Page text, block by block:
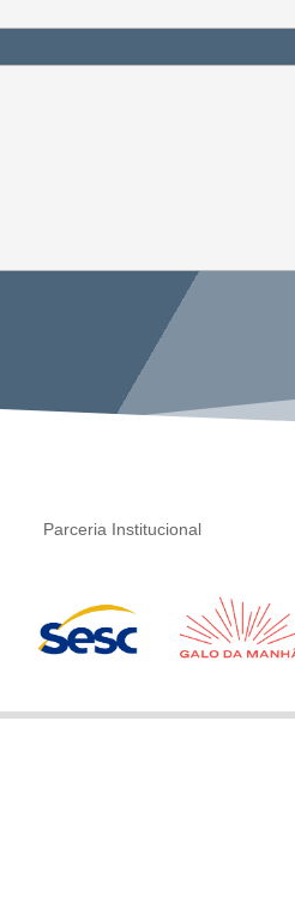
Parceria Institucional